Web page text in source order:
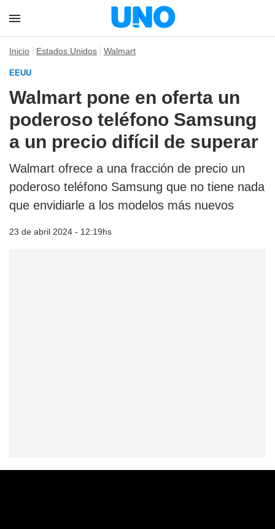
Inicio Estados Unidos Walmart
EEUU
Walmart pone en oferta un
poderoso teléfono Samsung
a un precio difícil de superar
Walmart ofrece a una fracción de precio un
poderoso teléfono Samsung que no tiene nada
que envidiarle a los modelos más nuevos
23 de abril 2024 - 12:19hs